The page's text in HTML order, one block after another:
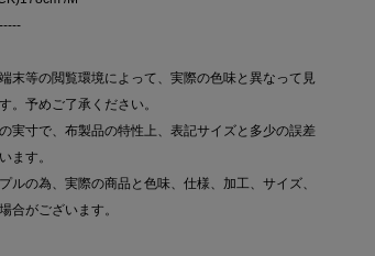
末等の閲覧環境によって、実際の色味と異なって見
。予めご了承ください。
実寸で、布製品の特性上、表記サイズと多少の誤差
ます。
ルの為、実際の商品と色味、仕様、加工、サイズ、
合がございます。